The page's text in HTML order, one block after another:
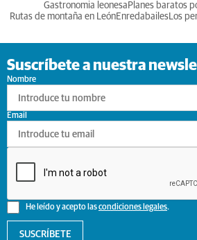
Gastronomia leonesa Planes baratos
Rutas de montaña en LeónEnredabailesLos
Suscríbete a nuestra
Nombre
He leído y acepto lascondiciones legales.
Email
SUSCRÍBETE